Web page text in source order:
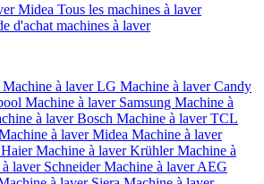
Midea Tous les machines à laver
d'achat machines à laver
Machine à laver LG Machine à laver Candy
Machine à laver Samsung Machine à
à laver Bosch Machine à laver TCL
à laver Midea Machine à laver
Machine à laver KrühlerMachine à
laver SchneiderMachine à laver AEG